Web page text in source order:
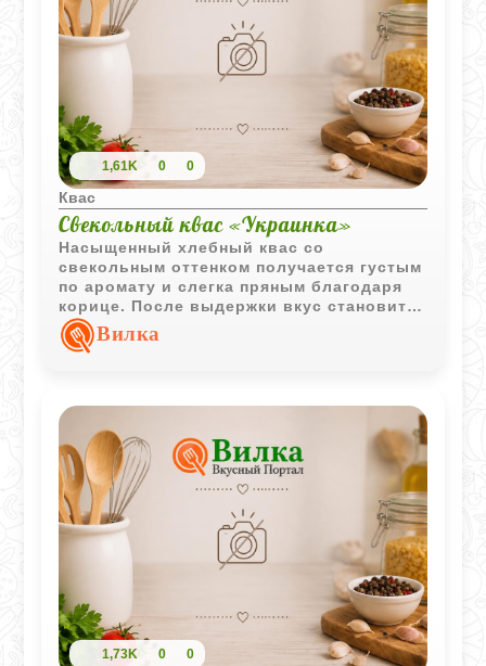
1,61K 0 0
Квас
Свекольный квас «Украинка»
Насыщенный хлебный квас со
свекольным оттенком получается густым
по аромату и слегка пряным благодаря
корице. После выдержки вкус становится
мягким, глубоким и очень характерным
для старинных домашних напитков.
Вилка
1,73K 0 0